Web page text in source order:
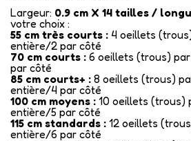
Largeur: 0.9 cm X 14 tailles /
votre choix :
55 cm très courts : 4 oeillets
entière/2 par côté
70 cm courts : 6 oeillets (trous)
par côté
85 cm courts+ : 8 oeillets (trous)
entière/4 par côté
100 cm moyens : 10 oeillets (trous)
entière/5 par côté
115 cm standards : 12 oeillets
entière/6 par côté